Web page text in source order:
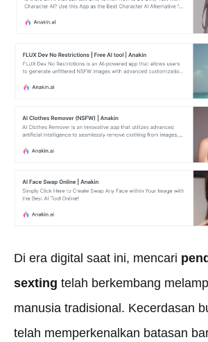
Di era digital saat ini, mencari
sexting telah berkembang
manusia tradisional. Kecerdasan
telah memperkenalkan batasan